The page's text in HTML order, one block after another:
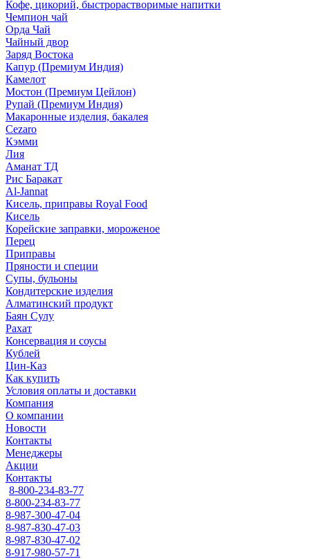
Кофе, цикорий, быстрорастворимые напитки
Чемпион чай
Орда Чай
Чайный двор
Заряд Востока
Капур (Премиум Индия)
Камелот
Мостон (Премиум Цейлон)
Рупай (Премиум Индия)
Макаронные изделия, бакалея
Cezaro
Кэмми
Лия
Аманат ТД
Рис Баракат
Al-Jannat
Кисель, приправы Royal Food
Кисель
Корейские заправки, мороженое
Перец
Приправы
Пряности и специи
Супы, бульоны
Кондитерские изделия
Алматинский продукт
Баян Сулу
Рахат
Консервация и соусы
Кублей
Цин-Каз
Как купить
Условия оплаты и доставки
Компания
О компании
Новости
Контакты
Менеджеры
Акции
Контакты
8-800-234-83-77
8-800-234-83-77
8-987-300-47-04
8-987-830-47-03
8-987-830-47-02
8-917-980-57-71